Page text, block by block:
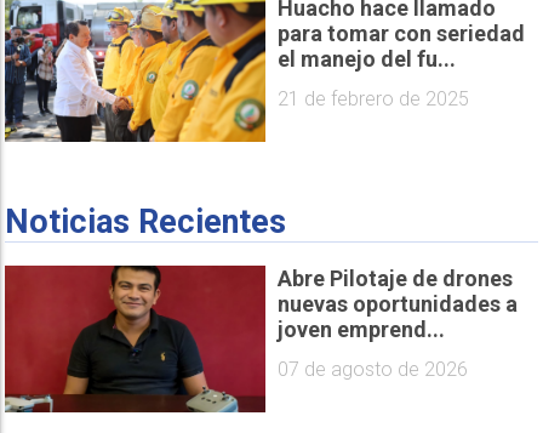
Huacho hace llamado
para tomar con seriedad
el manejo del fu...
21 de febrero de 2025
Noticias Recientes
Abre Pilotaje de drones
nuevas oportunidades a
joven emprend...
07 de agosto de 2026